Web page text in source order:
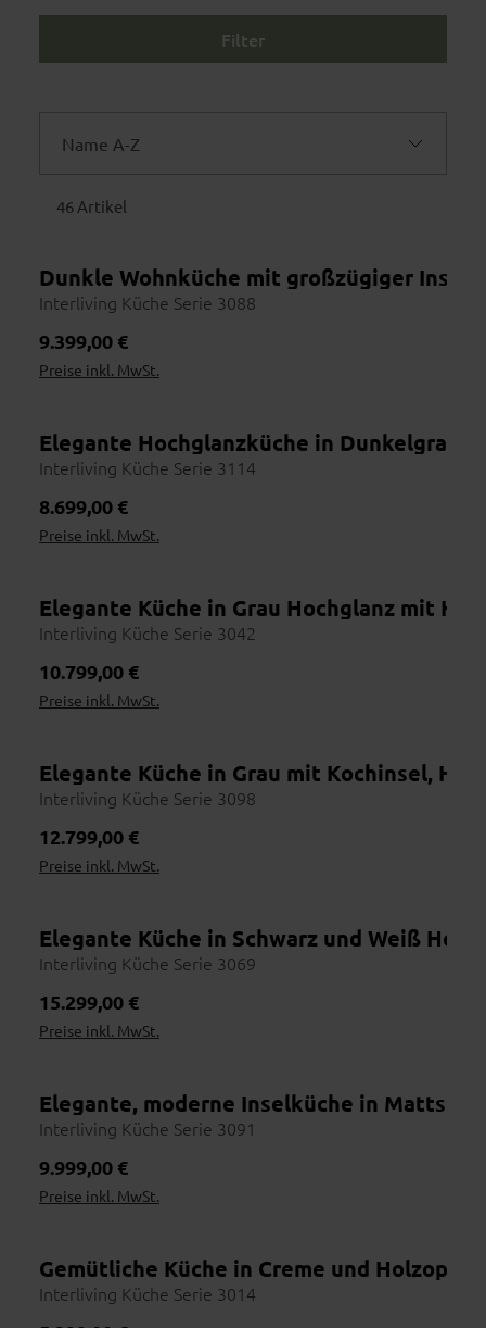
Stoffe und Holzarten erlebt man nicht am Bildschirm. Polster
Maßgefertigt für dich
Persönlicher Ansprechpartner
Erfahrung.
1 Online entdecken
2 Händler finden
Nutze die Händlersuche
3 Stoffe & Farben prüfen
Beraten lassen
5 Bestellen
Bequem im Haus abschließen
Online erhältlich
Filter
46 Artikel
Name A-Z
Name A-Z
Preis aufsteigend
Preis absteigend
Topseller
Dunkle Wohnküche mit großzügiger
Interliving Küche Serie 3088
Regulärer Preis:
9.399,00 €
Preise inkl. MwSt.
Elegante Hochglanzküche in Dunkelgrau
Interliving Küche Serie 3114
Regulärer Preis:
8.699,00 €
Preise inkl. MwSt.
Elegante Küche in Grau Hochglanz mit
Interliving Küche Serie 3042
Regulärer Preis:
10.799,00 €
Preise inkl. MwSt.
Elegante Küche in Grau mit Kochinsel,
Interliving Küche Serie 3098
Regulärer Preis:
12.799,00 €
Preise inkl. MwSt.
Elegante Küche in Schwarz und Weiß
Interliving Küche Serie 3069
Regulärer Preis:
15.299,00 €
Preise inkl. MwSt.
Elegante, moderne Inselküche in
Interliving Küche Serie 3091
Regulärer Preis:
9.999,00 €
Preise inkl. MwSt.
Gemütliche Küche in Creme und
Interliving Küche Serie 3014